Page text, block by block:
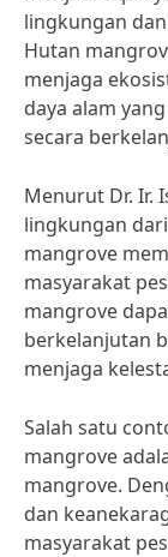
lingkungan
Hutan
menjaga
daya alam
secara
Menurut Dr. Ir.
lingkungan
mangrove
masyarakat
mangrove
berkelanjutan
menjaga
Salah satu
mangrove
mangrove.
dan
masyarakat